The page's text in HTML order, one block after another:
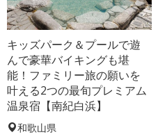
キッズパーク＆プールで遊
んで豪華バイキングも堪
能！ファミリー旅の願いを
叶える2つの最旬プレミアム
温泉宿【南紀白浜】
和歌山県